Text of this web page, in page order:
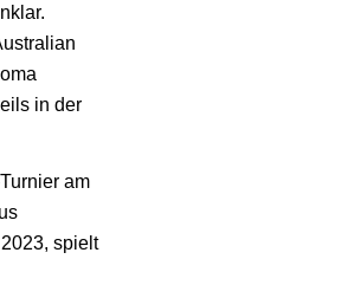
in der
am
spielt